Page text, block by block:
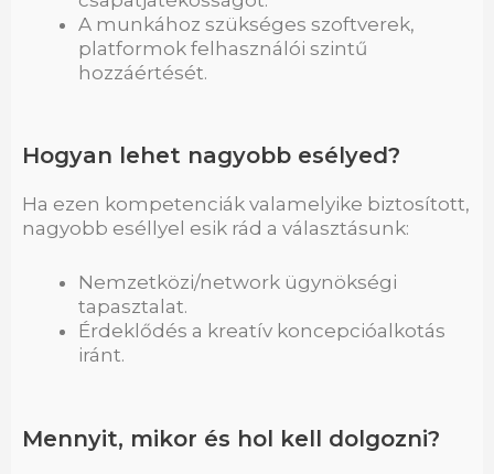
A munkához szükséges szoftverek,
platformok felhasználói szintű
hozzáértését.
Hogyan lehet nagyobb esélyed?
Ha ezen kompetenciák valamelyike biztosított,
nagyobb eséllyel esik rád a választásunk:
Nemzetközi/network ügynökségi
tapasztalat.
Érdeklődés a kreatív koncepcióalkotás
iránt.
Mennyit, mikor és hol kell dolgozni?